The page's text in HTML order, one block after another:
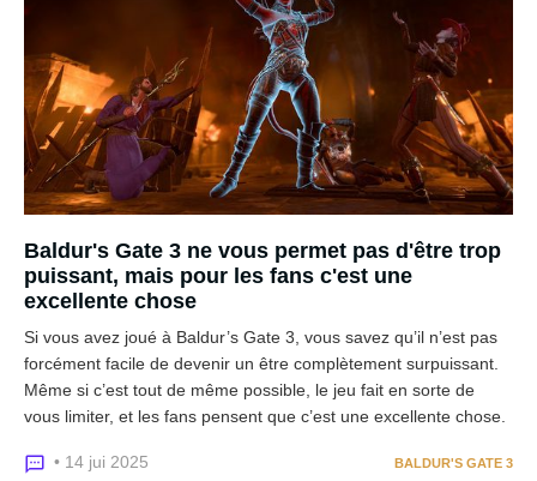
Baldur's Gate 3 ne vous permet pas d'être trop
puissant, mais pour les fans c'est une
excellente chose
Si vous avez joué à Baldur’s Gate 3, vous savez qu’il n’est pas
forcément facile de devenir un être complètement surpuissant.
Même si c’est tout de même possible, le jeu fait en sorte de
vous limiter, et les fans pensent que c’est une excellente chose.
• 14 jui 2025 BALDUR'S GATE 3